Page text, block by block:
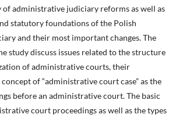
of administrative judiciary reforms as well as
statutory foundations of the Polish
and their most important changes. The
study discuss issues related to the structure
of administrative courts, their
of “administrative court case” as the
before an administrative court. The basic
court proceedings as well as the types